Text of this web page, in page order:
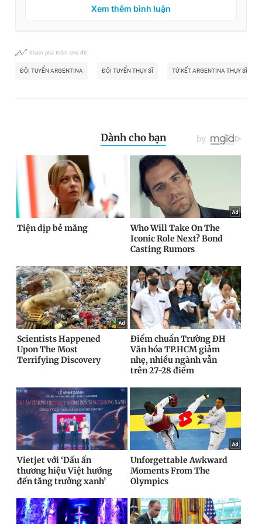
Xem thêm bình luận
Khám phá thêm chủ đề
ĐỘI TUYỂN ARGENTINA ĐỘI TUYỂN THỤY SĨ TỨ KẾT ARGENTINA THỤY SĨ